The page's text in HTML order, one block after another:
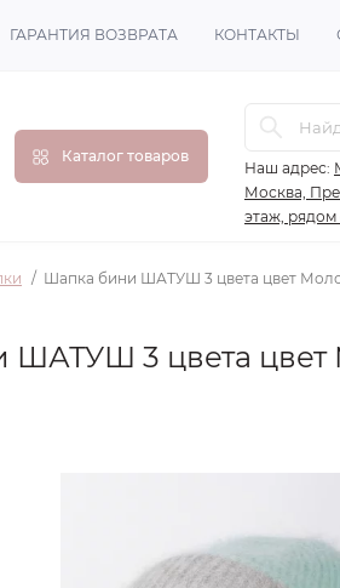
ГАРАНТИЯ ВОЗВРАТА КОНТАКТЫ
Каталог товаров
Наш адрес:
Москва,
этаж, рядом
Шапка бини ШАТУШ 3 цвета цвет
ШАТУШ 3 цвета